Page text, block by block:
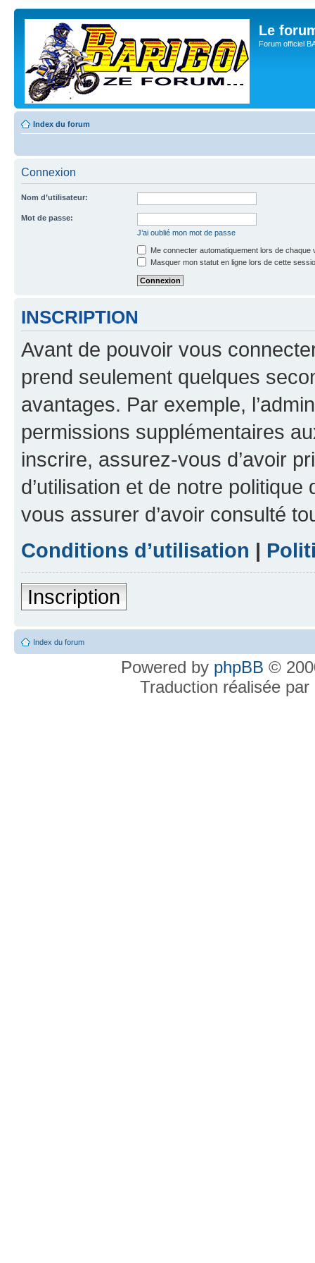
Le
Forum officiel
Index du forum
Connexion
Nom d’utilisateur:
Mot de passe:
J’ai oublié mon mot de passe
Me connecter automatiquement lors de chaque
Masquer mon statut en ligne lors de cette
INSCRIPTION
Avant de pouvoir vous
prend seulement quelques
avantages. Par exemple,
permissions supplémentaires
inscrire, assurez-vous d’avoir
d’utilisation et de notre
vous assurer d’avoir consulté
Conditions d’utilisation |
Inscription
Index du forum
Powered by phpBB ©
Traduction réalisée par